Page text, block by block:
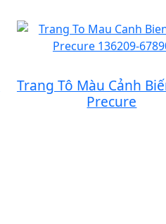
Trang Tô Màu Cảnh
Precure